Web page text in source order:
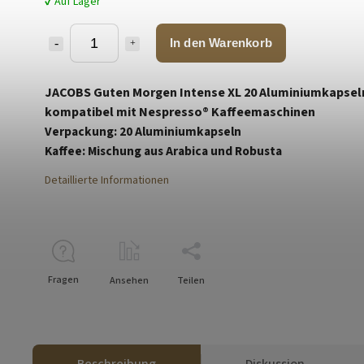
In den Warenkorb
JACOBS Guten Morgen Intense XL 20
kompatibel mit Nespresso® Kaffeemaschinen
Verpackung: 20 Aluminiumkapseln
Kaffee: Mischung aus Arabica und Robusta
Detaillierte Informationen
Fragen Ansehen Teilen